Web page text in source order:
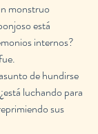
monstruo
está
internos?
de hundirse
luchando para
sus